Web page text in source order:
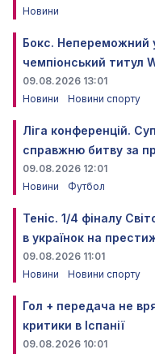
Новини
Бокс. Непереможний
чемпіонський титул
09.08.2026 13:01
Новини
Новини спорту
Ліга конференцій.
справжню битву за
09.08.2026 12:01
Новини
Футбол
Теніс. 1/4 фіналу
в українок на
09.08.2026 11:01
Новини
Новини спорту
Гол + передача не
критики в Іспанії
09.08.2026 10:01